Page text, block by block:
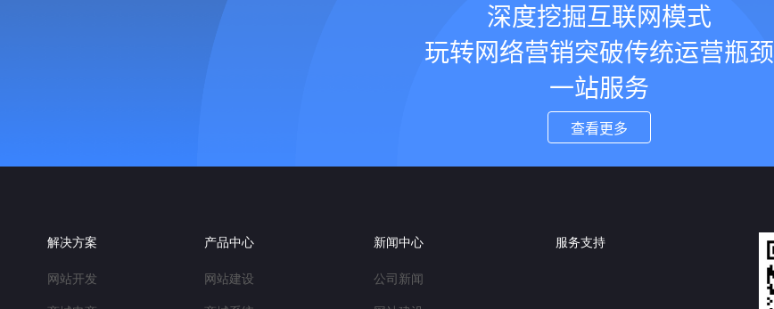
深度挖掘互联网模式
玩转网络营销突破传统运营瓶颈
一站服务
查看更多
解决方案
网站开发
产品中心
网站建设
新闻中心
公司新闻
服务支持